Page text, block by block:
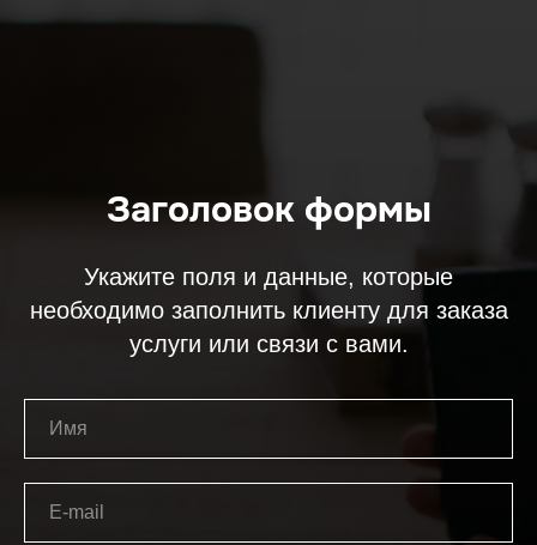
Заголовок формы
Укажите поля и данные, которые
необходимо заполнить клиенту для заказа
услуги или связи с вами.